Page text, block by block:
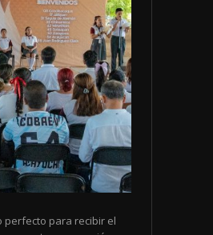
perfecto para recibir el